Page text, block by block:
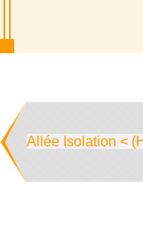
Allée Isolation <